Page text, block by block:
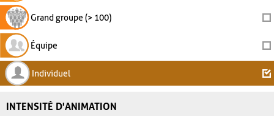
Grand groupe (> 100)
Équipe
Individuel
INTENSITÉ D'ANIMATION